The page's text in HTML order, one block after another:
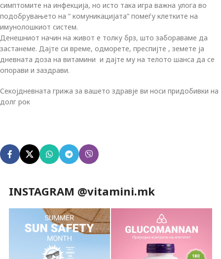
симптомите на инфекција, но исто така игра важна улога во
подобрувањето на “ комуникацијата” помеѓу клетките на
имунолошкиот систем.
Денешниот начин на живот е толку брз, што забораваме да
застанеме. Дајте си време, одморете, преспијте , земете ја
дневната доза на витамини и дајте му на телото шанса да се
опорави и заздрави.
Секојдневната грижа за вашето здравје ви носи придобивки на
долг рок
INSTAGRAM @vitamini.mk